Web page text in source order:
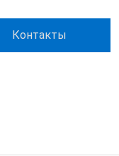
Контакты